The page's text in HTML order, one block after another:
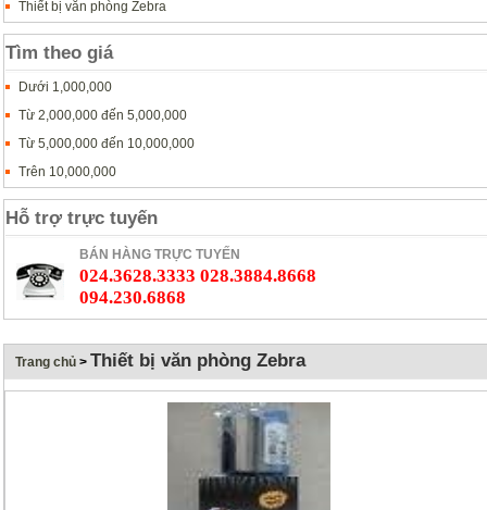
Thiết bị văn phòng Zebra
Tìm theo giá
Dưới 1,000,000
Từ 2,000,000 đến 5,000,000
Từ 5,000,000 đến 10,000,000
Trên 10,000,000
Hỗ trợ trực tuyến
BÁN HÀNG TRỰC TUYẾN
024.3628.3333 028.3884.8668
094.230.6868
Trang chủ > Thiết bị văn phòng Zebra